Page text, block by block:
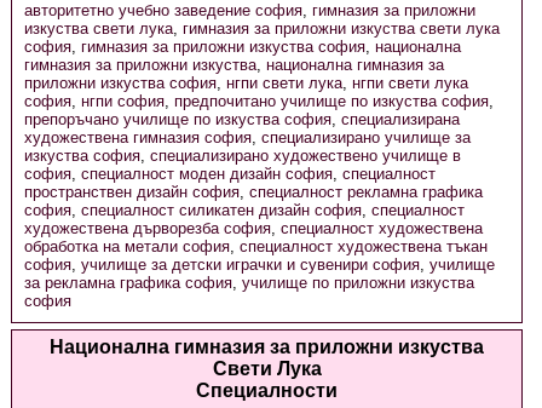
авторитетно учебно заведение софия, гимназия за приложни
изкуства свети лука, гимназия за приложни изкуства свети лука
софия, гимназия за приложни изкуства софия, национална
гимназия за приложни изкуства, национална гимназия за
приложни изкуства софия, нгпи свети лука, нгпи свети лука
софия, нгпи софия, предпочитано училище по изкуства софия,
препоръчано училище по изкуства софия, специализирана
художествена гимназия софия, специализирано училище за
изкуства софия, специализирано художествено училище в
софия, специалност моден дизайн софия, специалност
пространствен дизайн софия, специалност рекламна графика
софия, специалност силикатен дизайн софия, специалност
художествена дърворезба софия, специалност художествена
обработка на метали софия, специалност художествена тъкан
софия, училище за детски играчки и сувенири софия, училище
за рекламна графика софия, училище по приложни изкуства
софия
Национална гимназия за приложни изкуства
Свети Лука
Специалности